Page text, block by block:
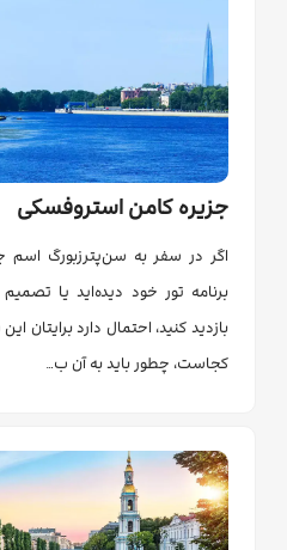
جزیره کامن استروفسکی
اگر در سفر به سن‌پترزبورگ اسم
برنامه تور خود دیده‌اید یا
بازدید کنید، احتمال دارد برایتان
کجاست، چطور باید به آن ب…